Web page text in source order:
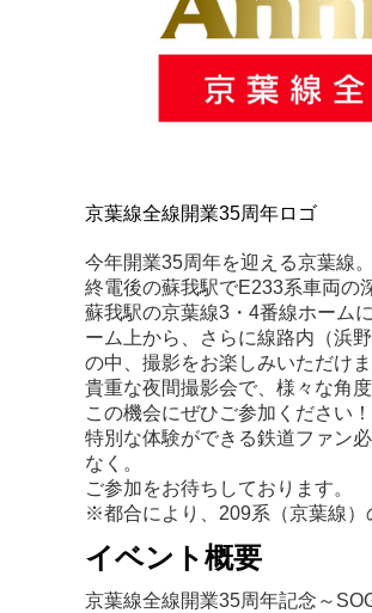
京葉線全線開業35周年ロゴ
今年開業35周年を迎える京葉線。
終電後の蘇我駅でE233系車両の
蘇我駅の京葉線3・4番線ホーム
ーム上から、さらに線路内（浜
の中、撮影をお楽しみいただけま
貴重な夜間撮影会で、様々な角
この機会にぜひご参加ください！
特別な体験ができる鉄道ファン
なく。
ご参加をお待ちしております。
※都合により、209系（京葉線）
イベント概要
京葉線全線開業35周年記念～